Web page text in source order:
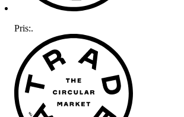
Pris:.